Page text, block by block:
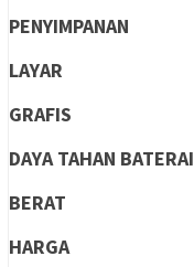
PENYIMPANAN
LAYAR
GRAFIS
DAYA TAHAN BATERAI
BERAT
HARGA